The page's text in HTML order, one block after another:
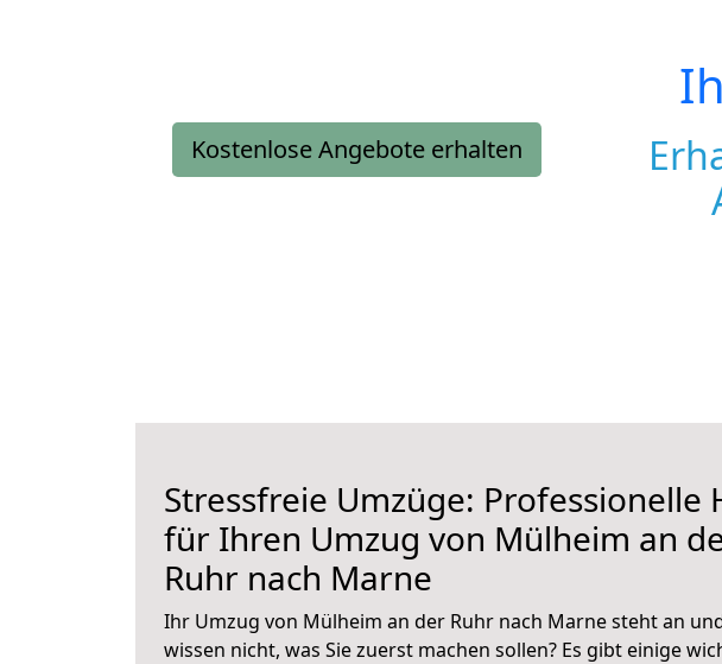
Kostenlose Angebote erhalten
Stressfreie Umzüge: Professionelle
für Ihren Umzug von Mülheim an
Ruhr nach Marne
Ihr Umzug von Mülheim an der Ruhr nach Marne steht an
wissen nicht, was Sie zuerst machen sollen? Es gibt einige